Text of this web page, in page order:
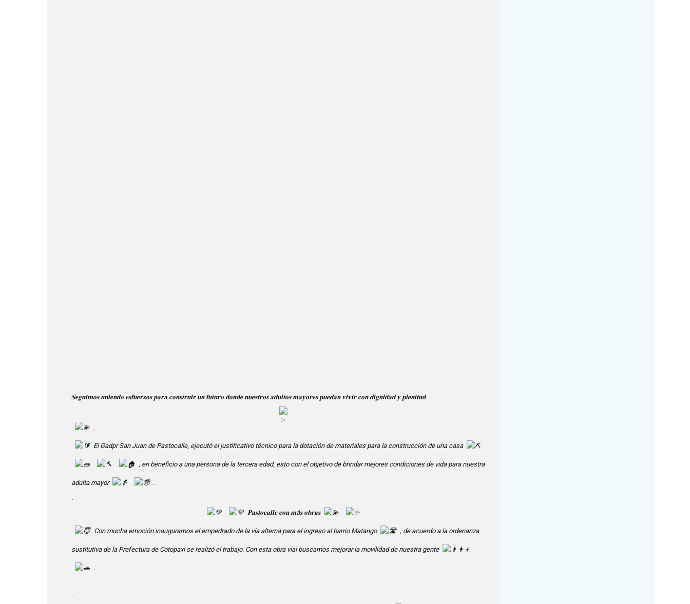
𝐒𝐞𝐠𝐮𝐢𝐦𝐨𝐬 𝐮𝐧𝐢𝐞𝐧𝐝𝐨 𝐞𝐬𝐟𝐮𝐞𝐫𝐳𝐨𝐬 𝐩𝐚𝐫𝐚 𝐜𝐨𝐧𝐬𝐭𝐫𝐮𝐢𝐫 𝐮𝐧 𝐟𝐮𝐭𝐮𝐫𝐨 𝐝𝐨𝐧𝐝𝐞 𝐧𝐮𝐞𝐬𝐭𝐫𝐨𝐬 𝐚𝐝𝐮𝐥𝐭𝐨𝐬 𝐦𝐚𝐲𝐨𝐫𝐞𝐬 𝐩𝐮𝐞𝐝𝐚𝐧 𝐯𝐢𝐯𝐢𝐫 𝐜𝐨𝐧 𝐝𝐢𝐠𝐧𝐢𝐝𝐚𝐝 𝐲 𝐩𝐥𝐞𝐧𝐢𝐭𝐮𝐝
.
El Gadpr San Juan de Pastocalle, ejecutó el justificativo técnico para la dotación de materiales para la construcción de una casa
, en beneficio a una persona de la tercera edad, esto con el objetivo de brindar mejores condiciones de vida para nuestra
adulta mayor
.
.
𝐏𝐚𝐬𝐭𝐨𝐜𝐚𝐥𝐥𝐞 𝐜𝐨𝐧 𝐦á𝐬 𝐨𝐛𝐫𝐚𝐬
Con mucha emoción inauguramos el empedrado de la vía alterna para el ingreso al barrio Matango , de acuerdo a la ordenanza
sustitutiva de la Prefectura de Cotopaxi se realizó el trabajo. Con esta obra vial buscamos mejorar la movilidad de nuestra gente
.
.